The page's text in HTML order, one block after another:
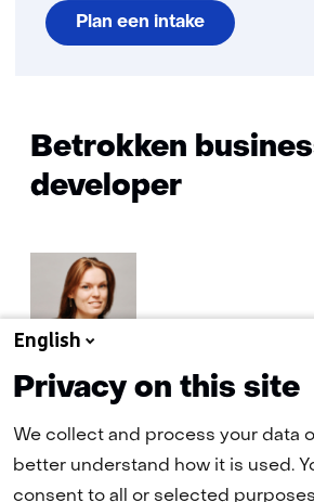
Plan een intake
Betrokken
developer
Anna Butter
English
Privacy on this site
We collect and process your data
better understand how it is used.
consent to all or selected